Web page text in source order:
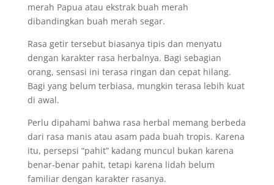
merah Papua atau ekstrak buah merah
dibandingkan buah merah segar.
Rasa getir tersebut biasanya tipis dan menyatu
dengan karakter rasa herbalnya. Bagi sebagian
orang, sensasi ini terasa ringan dan cepat hilang.
Bagi yang belum terbiasa, mungkin terasa lebih kuat
di awal.
Perlu dipahami bahwa rasa herbal memang berbeda
dari rasa manis atau asam pada buah tropis. Karena
itu, persepsi “pahit” kadang muncul bukan karena
benar-benar pahit, tetapi karena lidah belum
familiar dengan karakter rasanya.